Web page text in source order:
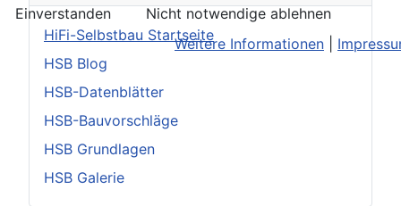
HiFi-Selbstbau Startseite
HSB Blog
HSB-Datenblätter
HSB-Bauvorschläge
HSB Grundlagen
HSB Galerie
Einverstanden
Nicht notwendige ablehnen
Weitere Informationen